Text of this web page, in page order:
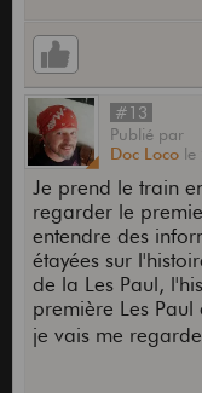
#13
Publié par
Doc Loco le
Je prend le train
regarder le
entendre des
étayées sur
de la Les Paul,
première Les
je vais me